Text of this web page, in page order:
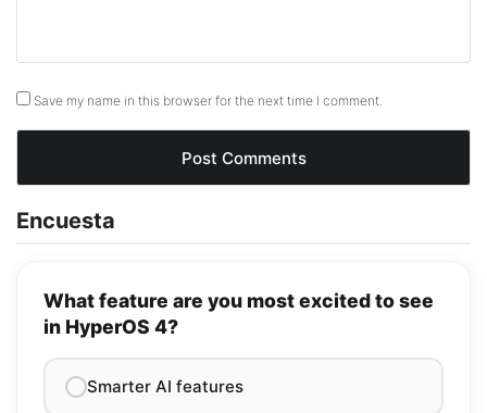
Save my name in this browser for the next time I comment.
Encuesta
What feature are you most excited to see
in HyperOS 4?
Smarter AI features